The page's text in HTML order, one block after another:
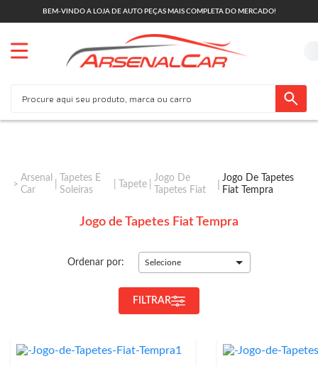
BEM-VINDO A LOJA DE AUTO PEÇAS MAIS COMPLETA DO MERCADO!
Arsenal
Car
Tapetes E
Soleiras
Tapete
Jogo De
Tapetes Fiat
Jogo De Tapetes
Fiat Tempra
Jogo de Tapetes Fiat Tempra
Ordenar por: Selecione
FILTRAR